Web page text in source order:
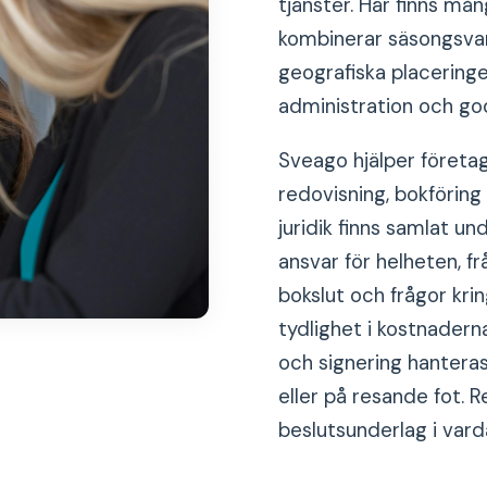
tjänster. Här finns
kombinerar
geografiska
administration och
Sveago hjälper
redovisning,
juridik finns samlat
ansvar för helheten,
bokslut och frågor
tydlighet i
och signering
eller på resande fot.
beslutsunderlag i